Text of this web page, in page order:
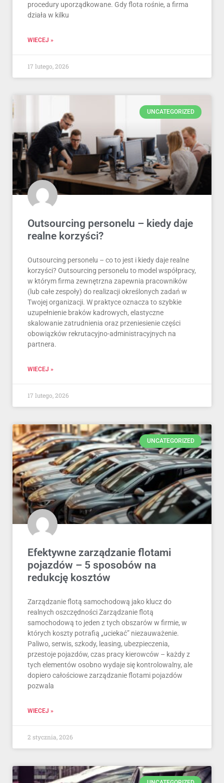
procedury uporządkowane. Gdy flota rośnie, a firma
działa w kilku
WIECEJ »
17 lutego, 2026
UNCATEGORIZED
Outsourcing personelu – kiedy daje
realne korzyści?
Outsourcing personelu – co to jest i kiedy daje realne
korzyści? Outsourcing personelu to model współpracy,
w którym firma zewnętrzna zapewnia pracowników
(lub całe zespoły) do realizacji określonych zadań w
Twojej organizacji. W praktyce oznacza to szybkie
uzupełnienie braków kadrowych, elastyczne
skalowanie zatrudnienia oraz przeniesienie części
obowiązków rekrutacyjno-administracyjnych na
partnera.
WIECEJ »
17 lutego, 2026
UNCATEGORIZED
Efektywne zarządzanie flotami
pojazdów – 5 sposobów na
redukcję kosztów
Zarządzanie flotą samochodową jako klucz do
realnych oszczędności Zarządzanie flotą
samochodową to jeden z tych obszarów w firmie, w
których koszty potrafią „uciekać” niezauważenie.
Paliwo, serwis, szkody, leasing, ubezpieczenia,
przestoje pojazdów, czas pracy kierowców – każdy z
tych elementów osobno wydaje się kontrolowalny, ale
dopiero całościowe zarządzanie flotami pojazdów
pozwala
WIECEJ »
2 stycznia, 2026